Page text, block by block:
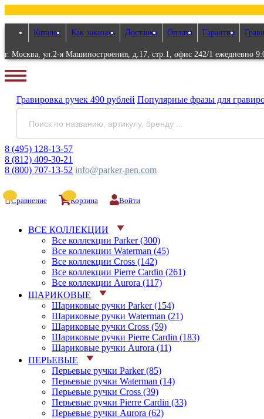
Каталог Как заказать Доставка Оплата Гарантия
г. Москва, ул.2-я Машиностроения, д.17, стр.1, офис 242/1 ежедневно
Гравировка ручек 490 рублей Популярные фразы для
8 (495) 128-13-57
8 (812) 409-30-21
8 (800) 707-13-52 info@parker-pen.com
Сравнение Корзина Войти
ВСЕ КОЛЛЕКЦИИ
Все коллекции Parker (300)
Все коллекции Waterman (45)
Все коллекции Cross (142)
Все коллекции Pierre Cardin (261)
Все коллекции Aurora (117)
ШАРИКОВЫЕ
Шариковые ручки Parker (154)
Шариковые ручки Waterman (21)
Шариковые ручки Cross (59)
Шариковые ручки Pierre Cardin (183)
Шариковые ручки Aurora (11)
ПЕРЬЕВЫЕ
Перьевые ручки Parker (85)
Перьевые ручки Waterman (14)
Перьевые ручки Cross (39)
Перьевые ручки Pierre Cardin (33)
Перьевые ручки Aurora (62)